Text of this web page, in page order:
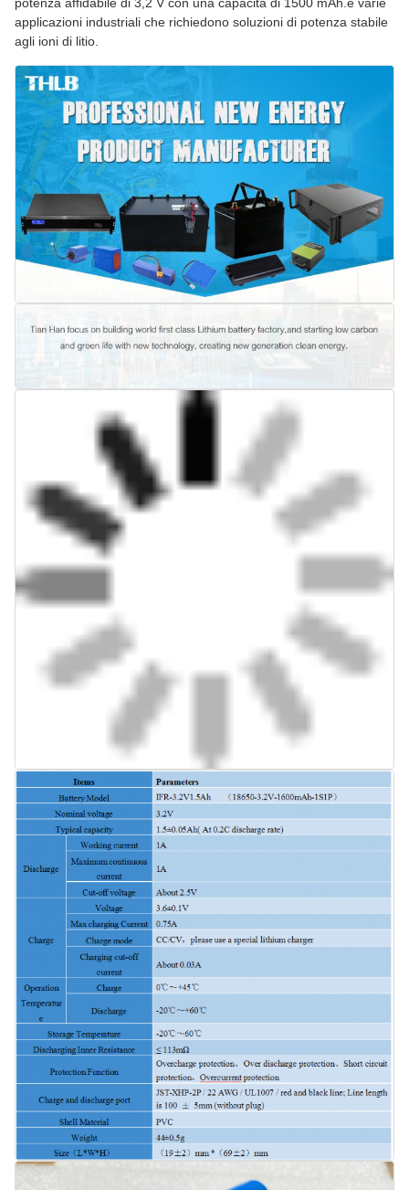
applicazioni industriali che richiedono soluzioni di potenza stabile
agli ioni di litio.